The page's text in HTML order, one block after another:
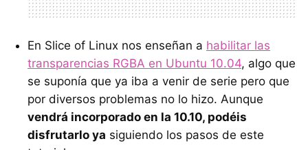
En Slice of Linux nos enseñan a habilitar las
transparencias RGBA en Ubuntu 10.04, algo que
se suponía que ya iba a venir de serie pero que
por diversos problemas no lo hizo. Aunque
vendrá incorporado en la 10.10, podéis
disfrutarlo ya siguiendo los pasos de este